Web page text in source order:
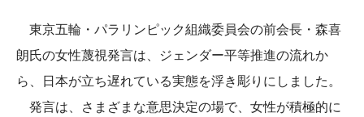
東京五輪・パラリンピック組織委員会の前会長・森喜
朗氏の女性蔑視発言は、ジェンダー平等推進の流れか
ら、日本が立ち遅れている実態を浮き彫りにしました。
発言は、さまざまな意思決定の場で、女性が積極的に